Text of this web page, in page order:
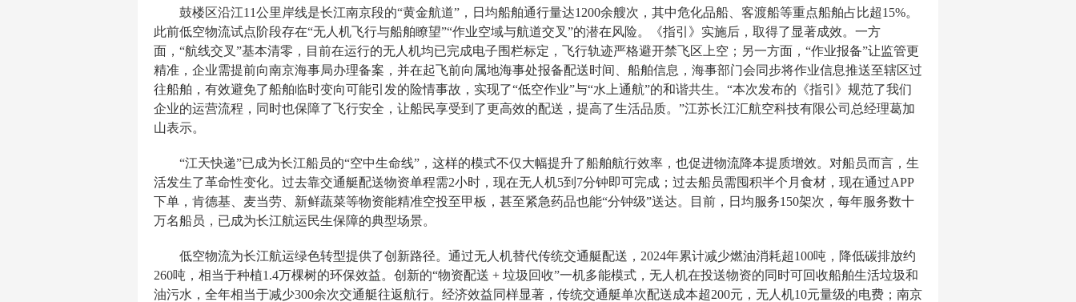
鼓楼区沿江11公里岸线是长江南京段的“黄金航道”，日均船舶通行量达1200余艘次，其中危化品船、客渡船等重点船舶占比超15%。
此前低空物流试点阶段存在“无人机飞行与船舶瞭望”“作业空域与航道交叉”的潜在风险。《指引》实施后，取得了显著成效。一方
面，“航线交叉”基本清零，目前在运行的无人机均已完成电子围栏标定，飞行轨迹严格避开禁飞区上空；另一方面，“作业报备”让监管更
精准，企业需提前向南京海事局办理备案，并在起飞前向属地海事处报备配送时间、船舶信息，海事部门会同步将作业信息推送至辖区过
往船舶，有效避免了船舶临时变向可能引发的险情事故，实现了“低空作业”与“水上通航”的和谐共生。“本次发布的《指引》规范了我们
企业的运营流程，同时也保障了飞行安全，让船民享受到了更高效的配送，提高了生活品质。”江苏长江汇航空科技有限公司总经理葛加
山表示。
“江天快递”已成为长江船员的“空中生命线”，这样的模式不仅大幅提升了船舶航行效率，也促进物流降本提质增效。对船员而言，生
活发生了革命性变化。过去靠交通艇配送物资单程需2小时，现在无人机5到7分钟即可完成；过去船员需囤积半个月食材，现在通过APP
下单，肯德基、麦当劳、新鲜蔬菜等物资能精准空投至甲板，甚至紧急药品也能“分钟级”送达。目前，日均服务150架次，每年服务数十
万名船员，已成为长江航运民生保障的典型场景。
低空物流为长江航运绿色转型提供了创新路径。通过无人机替代传统交通艇配送，2024年累计减少燃油消耗超100吨，降低碳排放约
260吨，相当于种植1.4万棵树的环保效益。创新的“物资配送 + 垃圾回收”一机多能模式，无人机在投送物资的同时可回收船舶生活垃圾和
油污水，全年相当于减少300余次交通艇往返航行。经济效益同样显著，传统交通艇单次配送成本超200元，无人机10元量级的电费；南京